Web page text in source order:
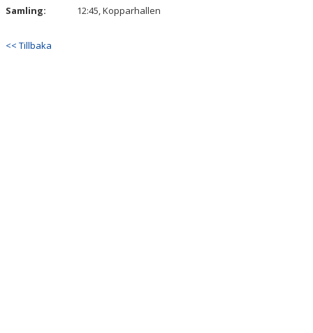
Samling:
12:45, Kopparhallen
<< Tillbaka